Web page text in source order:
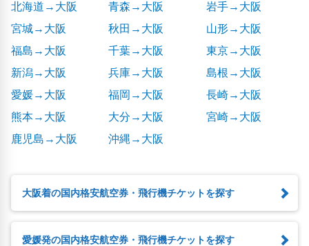
北海道→大阪 青森→大阪
岩手→大阪
宮城→大阪
秋田→大阪
山形→大阪
福島→大阪
千葉→大阪
東京→大阪
新潟→大阪
兵庫→大阪
島根→大阪
愛媛→大阪
福岡→大阪
長崎→大阪
熊本→大阪
大分→大阪
宮崎→大阪
鹿児島→大阪
沖縄→大阪
大阪着の国内格安航空券・飛行機チケットを探す
愛媛発の国内格安航空券・飛行機チケットを探す